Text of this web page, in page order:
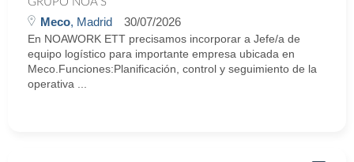
Meco, Madrid 30/07/2026
En NOAWORK ETT precisamos incorporar a Jefe/a de
equipo logístico para importante empresa ubicada en
Meco.Funciones:Planificación, control y seguimiento de la
operativa ...